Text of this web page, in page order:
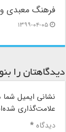
فرهنگ معبدی و
۱۳۹۹-۰۴-۰۵
دیدگاهتان را
نشانی ایمیل
علامت‌گذاری
دیدگاه*